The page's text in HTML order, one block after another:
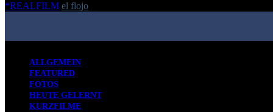
*REALFILM el flojo
ALLGEMEIN
FEATURED
FOTOS
HEUTE GELERNT
KURZFILME